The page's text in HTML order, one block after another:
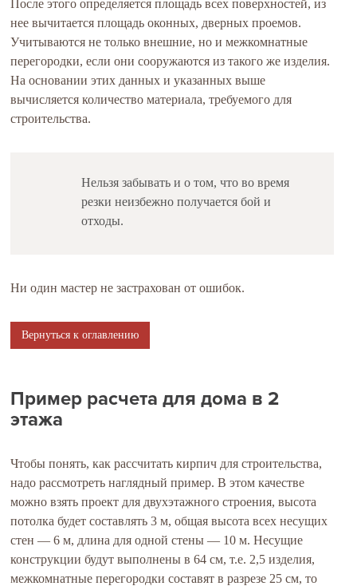
После этого определяется площадь всех поверхностей, из
нее вычитается площадь оконных, дверных проемов.
Учитываются не только внешние, но и межкомнатные
перегородки, если они сооружаются из такого же изделия.
На основании этих данных и указанных выше
вычисляется количество материала, требуемого для
строительства.
Нельзя забывать и о том, что во время
резки неизбежно получается бой и
отходы.
Ни один мастер не застрахован от ошибок.
Вернуться к оглавлению
Пример расчета для дома в 2
этажа
Чтобы понять, как рассчитать кирпич для строительства,
надо рассмотреть наглядный пример. В этом качестве
можно взять проект для двухэтажного строения, высота
потолка будет составлять 3 м, общая высота всех несущих
стен — 6 м, длина для одной стены — 10 м. Несущие
конструкции будут выполнены в 64 см, т.е. 2,5 изделия,
межкомнатные перегородки составят в разрезе 25 см, то